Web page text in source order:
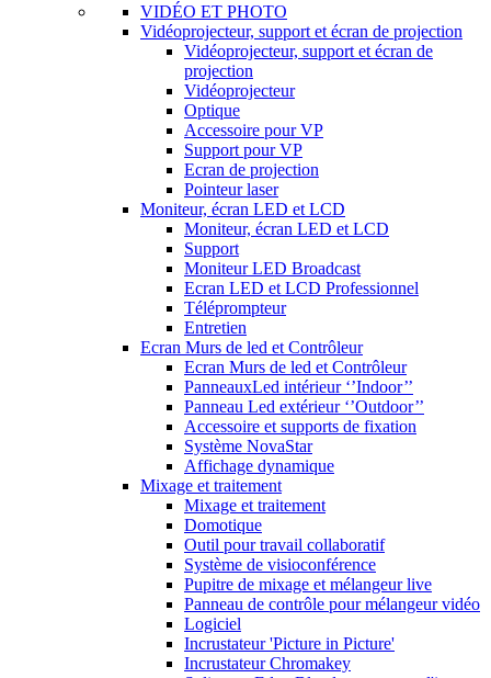
VIDÉO ET PHOTO
Vidéoprojecteur, support et écran de projection
Vidéoprojecteur, support et écran de
projection
Vidéoprojecteur
Optique
Accessoire pour VP
Support pour VP
Ecran de projection
Pointeur laser
Moniteur, écran LED et LCD
Moniteur, écran LED et LCD
Support
Moniteur LED Broadcast
Ecran LED et LCD Professionnel
Téléprompteur
Entretien
Ecran Murs de led et Contrôleur
Ecran Murs de led et Contrôleur
PanneauxLed intérieur ‘’Indoor’’
Panneau Led extérieur ‘’Outdoor’’
Accessoire et supports de fixation
Système NovaStar
Affichage dynamique
Mixage et traitement
Mixage et traitement
Domotique
Outil pour travail collaboratif
Système de visioconférence
Pupitre de mixage et mélangeur live
Panneau de contrôle pour mélangeur vidéo
Logiciel
Incrustateur 'Picture in Picture'
Incrustateur Chromakey